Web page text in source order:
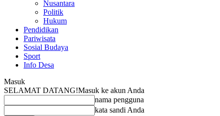
Nusantara
Politik
Hukum
Pendidikan
Pariwisata
Sosial Budaya
Sport
Info Desa
Masuk
SELAMAT DATANG!Masuk ke akun Anda
nama pengguna
kata sandi Anda